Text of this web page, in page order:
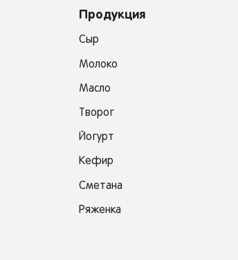
Продукция
Сыр
Молоко
Масло
Творог
Йогурт
Кефир
Сметана
Ряженка